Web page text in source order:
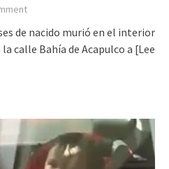
de nacido murió en el interior
calle Bahía de Acapulco a [Lee